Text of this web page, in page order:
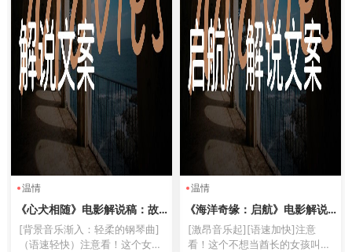
温情
《心犬相随》电影解说稿：故
事梳理+结局真相（影视解说文
案）
[背景音乐渐入：轻柔的钢琴曲]
（语速轻快）注意看！这个女人
温情
《海洋奇缘：启航》电影解说
稿：故事梳理+彩蛋盘点（影视
解说文案）
[激昂音乐起][语速加快]注意
看！这个不想当酋长的女孩叫莫